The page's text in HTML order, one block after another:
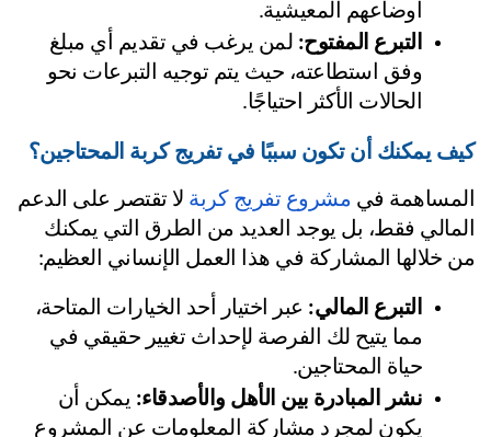
أوضاعهم المعيشية.
التبرع المفتوح:
لمن يرغب في تقديم أي مبلغ
وفق استطاعته، حيث يتم توجيه التبرعات نحو
الحالات الأكثر احتياجًا.
يمكنك أن تكون سببًا في تفريج كربة المحتاجين؟
في مشروع تفريج كربة
لا تقتصر على الدعم
المالي فقط، بل يوجد العديد من الطرق التي يمكنك
خلالها المشاركة في هذا العمل الإنساني العظيم:
التبرع المالي:
عبر اختيار أحد الخيارات المتاحة،
مما يتيح لك الفرصة لإحداث تغيير حقيقي في
حياة المحتاجين.
نشر المبادرة بين الأهل والأصدقاء:
يمكن أن